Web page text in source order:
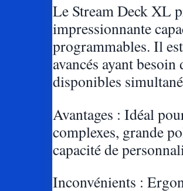
Le Stream Deck XL
impressionnante
programmables. Il
avancés ayant
disponibles
Avantages : Idéal
complexes, grande
capacité de
Inconvénients :